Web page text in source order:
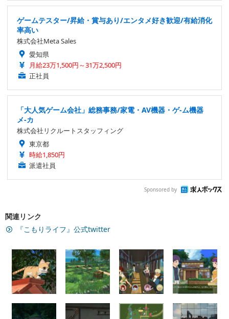
ゲームテスター/昇給・賞与あり/エンタメ好き歓迎/有給消化
率高い
株式会社Meta Sales
愛知県
月給23万1,500円～31万2,500円
正社員
「大人気ゲーム会社」総務事務/家電・AV機器・ゲ-ム機器
メ-カ
株式会社リクルートスタッフィング
東京都
時給1,850円
派遣社員
Sponsored by
関連リンク
『こもりライフ』公式twitter